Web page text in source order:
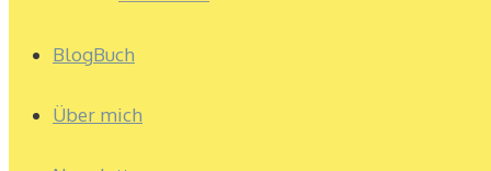
BlogBuch
Über mich